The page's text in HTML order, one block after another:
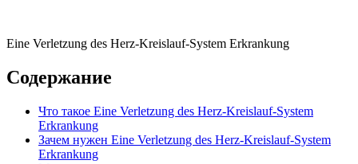
Eine Verletzung des Herz-Kreislauf-System Erkrankung
Содержание
Что такое Eine Verletzung des Herz-Kreislauf-System
Erkrankung
Зачем нужен Eine Verletzung des Herz-Kreislauf-System
Erkrankung